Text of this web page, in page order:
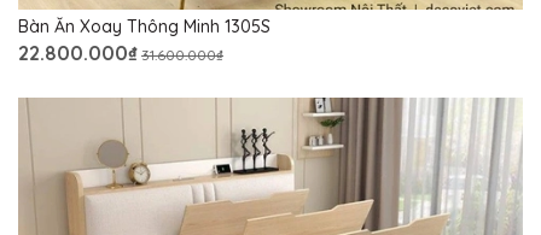
Bàn Ăn Xoay Thông Minh 1305S
22.800.000₫ 31.600.000₫